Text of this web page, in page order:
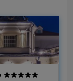
★★★★★